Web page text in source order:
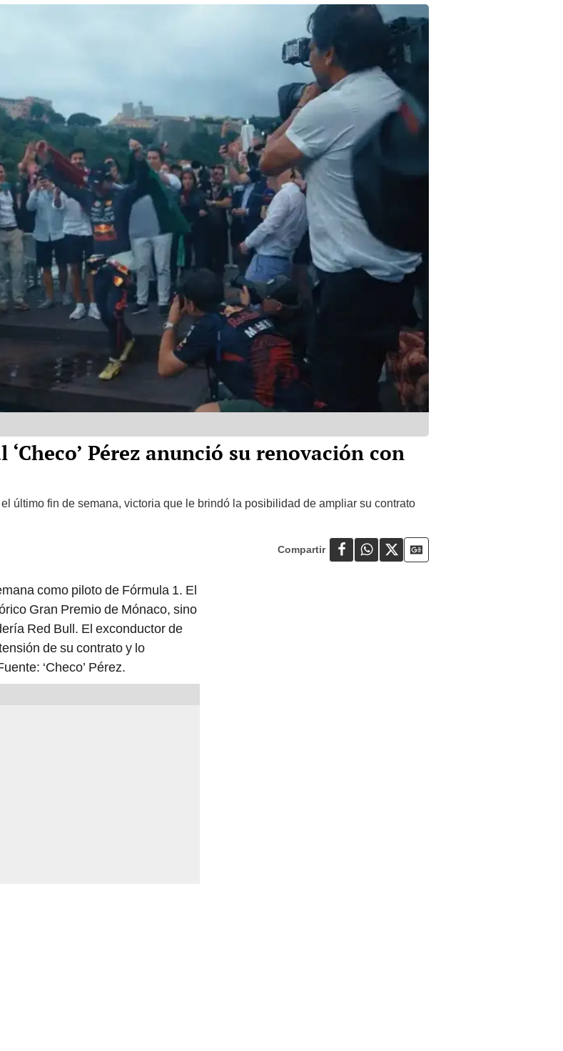
Pérez anunció su renovación con
último fin de semana, victoria que le brindó la posibilidad de ampliar su contrato
como piloto de Fórmula 1. El
Gran Premio de Mónaco, sino
Red Bull. El exconductor de
de su contrato y lo
‘Checo’ Pérez.